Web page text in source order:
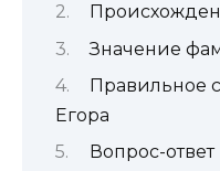
Значение
Правильное
Егора
Вопрос-ответ